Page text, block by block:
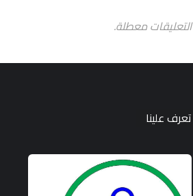
التعليقات معطلة.
تعرف علينا